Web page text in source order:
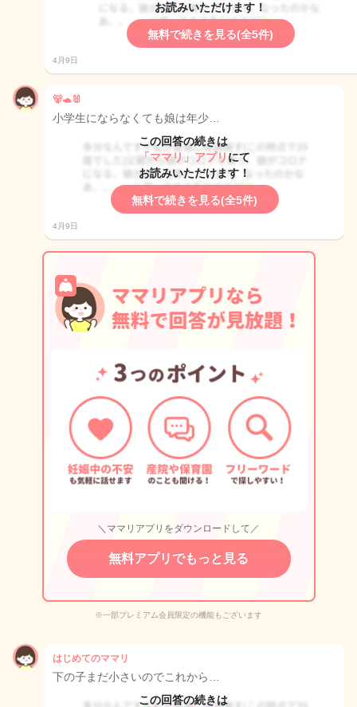
お読みいただけます！
無料で続きを見る(全5件)
4月9日
🐻🐢🐰
小学生にならなくても娘は年少…
この回答の続きは
「ママリ」アプリ にて
お読みいただけます！
無料で続きを見る(全5件)
4月9日
＼ママリアプリをダウンロードして／
無料アプリでもっと見る
※一部プレミアム会員限定の機能もございます
はじめてのママリ
下の子まだ小さいのでこれから…
この回答の続きは